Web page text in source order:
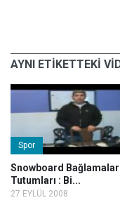
AYNI ETİKETTEKİ
Spor
Snowboard
Tutumları : Bi...
27 EYLÜL 2008